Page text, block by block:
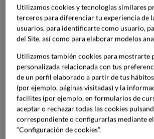
Su principal objetivo esser un punto
Utilizamos cookies y tecnologías similares
terceros para diferenciar tu experiencia de
usuarios, para identificarte como usuario,
del Site, así como para elaborar modelos
Utilizamos también cookies para mostrarte
personalizada relacionada con tus
de un perfil elaborado a partir de tus
(por ejemplo, páginas visitadas) y la
facilites (por ejemplo, en formularios de
aceptar o rechazar todas las cookies
correspondiente o configurarlas mediante
“Configuración de cookies”.